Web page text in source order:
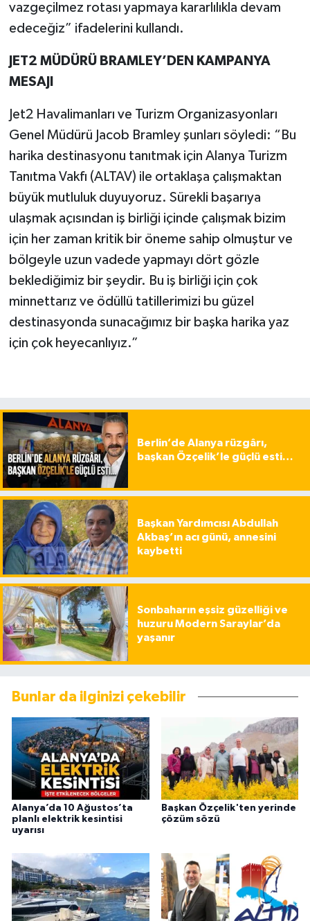
vazgeçilmez rotası yapmaya kararlılıkla devam
edeceğiz” ifadelerini kullandı.
JET2 MÜDÜRÜ BRAMLEY’DEN KAMPANYA
MESAJI
Jet2 Havalimanları ve Turizm Organizasyonları
Genel Müdürü Jacob Bramley şunları söyledi: “Bu
harika destinasyonu tanıtmak için Alanya Turizm
Tanıtma Vakfı (ALTAV) ile ortaklaşa çalışmaktan
büyük mutluluk duyuyoruz. Sürekli başarıya
ulaşmak açısından iş birliği içinde çalışmak bizim
için her zaman kritik bir öneme sahip olmuştur ve
bölgeyle uzun vadede yapmayı dört gözle
beklediğimiz bir şeydir. Bu iş birliği için çok
minnettarız ve ödüllü tatillerimizi bu güzel
destinasyonda sunacağımız bir başka harika yaz
için çok heyecanlıyız.”
Berlin’de Alanya rüzgârı,
başkan Özçelik’le güçlü esti…
Başkan Yardımcısı Abdullah
Akbaş’ın acı günü, annesini
kaybetti
Sonbaharın eşsiz güzelliği ve
huzuru Modern Saraylar’da
yaşanır
Bunlar da ilginizi çekebilir
Alanya’da 10 Ağustos’ta
planlı elektrik kesintisi
uyarısı
Başkan Özçelik'ten yerinde
çözüm sözü